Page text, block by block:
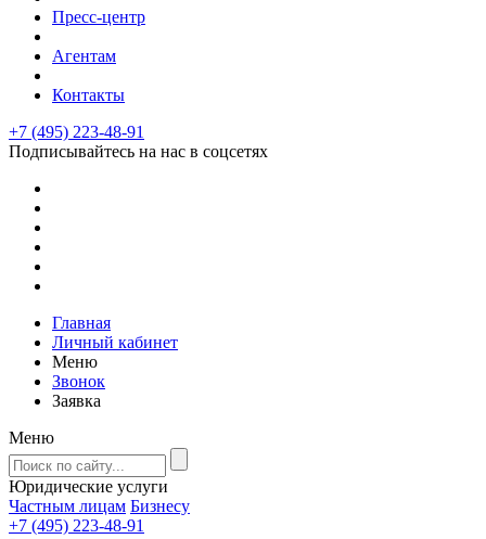
Пресс-центр
Агентам
Контакты
+7 (495) 223-48-91
Подписывайтесь на нас в соцсетях
Главная
Личный кабинет
Меню
Звонок
Заявка
Меню
Юридические услуги
Частным лицам Бизнесу
+7 (495) 223-48-91